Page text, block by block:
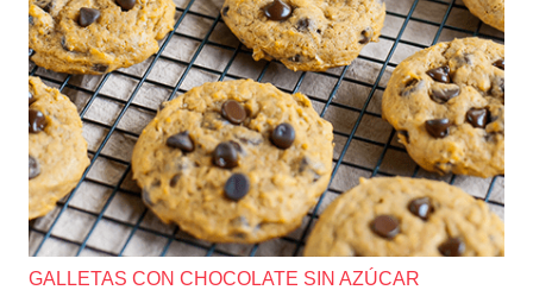
GALLETAS CON CHOCOLATE SIN AZÚCAR